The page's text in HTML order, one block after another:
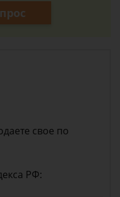
свое по
РФ: